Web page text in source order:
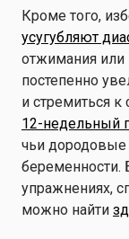
Кроме того,
усугубляют
отжимания или
постепенно
и стремиться к
12-недельный
чьи
упражнениях,
можно найти